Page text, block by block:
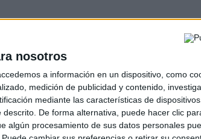
nosotros
a información en un dispositivo, como
medición de publicidad y contenido,
mediante las características de
De forma alternativa, puede hacer clic
algún procesamiento de sus datos personales
2026 Revista Scratch |